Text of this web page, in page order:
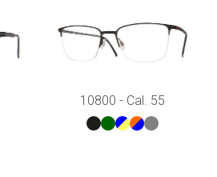
10800 - Cal. 55